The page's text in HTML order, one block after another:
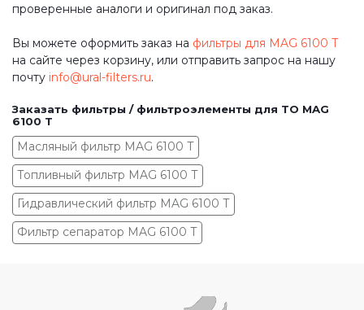
проверенные аналоги и оригинал под заказ.
Вы можете оформить заказ на фильтры для MAG 6100 T
на сайте через корзину, или отправить запрос на нашу
почту info@ural-filters.ru.
Заказать фильтры / фильтроэлементы для ТО MAG
6100 T
Масляный фильтр MAG 6100 T
Топливный фильтр MAG 6100 T
Гидравлический фильтр MAG 6100 T
Фильтр сепаратор MAG 6100 T